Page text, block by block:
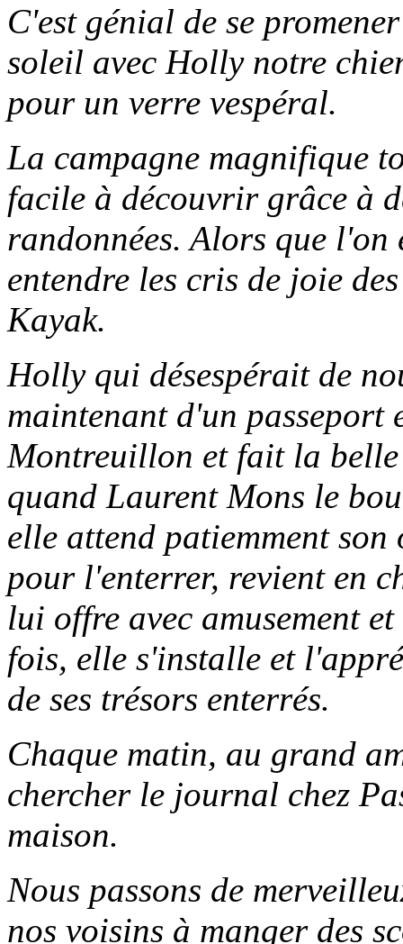
C'est génial de se
soleil avec Holly notre
pour un verre vespéral.
La campagne magnifique
facile à découvrir grâce à
randonnées. Alors que l'on
entendre les cris de joie
Kayak.
Holly qui désespérait de
maintenant d'un
Montreuillon et fait la
quand Laurent Mons le
elle attend patiemment
pour l'enterrer, revient en
lui offre avec amusement
fois, elle s'installe et
de ses trésors enterrés.
Chaque matin, au grand
chercher le journal chez
maison.
Nous passons de
nos voisins à manger des